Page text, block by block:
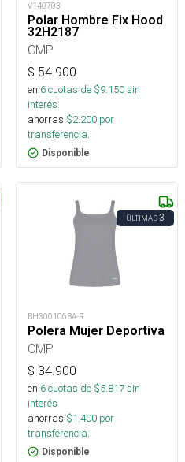
V140703
Polar Hombre Fix Hood
32H2187
CMP
$ 54.900
en 6cuotas de $9.150sin
interés
ahorras $2.200 por
transferencia.
Disponible
ÚLTIMAS3
BH300106BA-R
Polera Mujer Deportiva
CMP
$ 34.900
en 6cuotas de $5.817sin
interés
ahorras $1.400 por
transferencia.
Disponible